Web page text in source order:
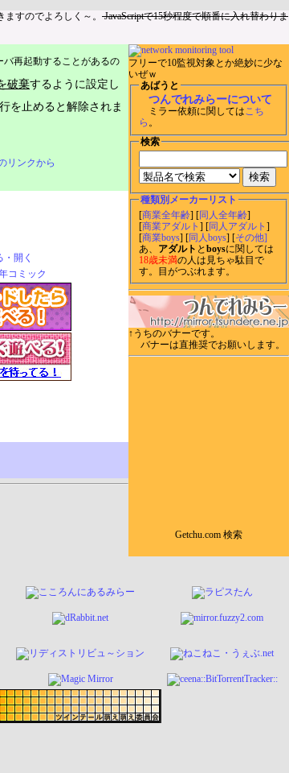
すのでよろしく～。 JavaScriptで15秒程度で順番に入れ替わりま
フリーで10監視対象とか絶妙に少な
いぜｗ
あばうと
つんでれみらーについて
ミラー依頼に関してはこち
ら 。
検索
種類別メーカーリスト
[商業全年齢 ] [同人全年齢]
[商業アダルト ] [同人アダルト ]
[商業boys] [同人boys ] [その他]
あ、 アダルト とboysに関しては
18歳未満の人は見ちゃ駄目で
す。目がつぶれます。
↑うちのバナーです。
バナーは直推奨でお願いします。
Getchu.com 検索
バ再起動することがあるの
破棄するように設定し
を止めると解除されま
リンクから
開く